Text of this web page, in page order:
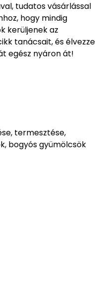
tudatos vásárlással
hogy mindig
kerüljenek az
tanácsait, és élvezze
egész nyáron át!
termesztése,
bogyós gyümölcsök